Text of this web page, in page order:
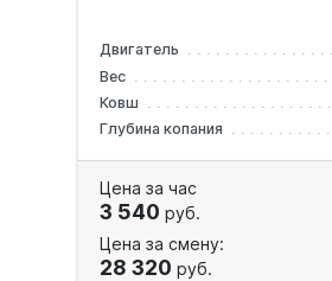
Двигатель
Вес
Ковш
Глубина копания
Цена за час
3 540 руб.
Цена за смену:
28 320 руб.